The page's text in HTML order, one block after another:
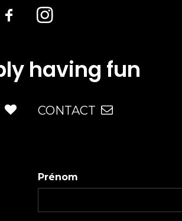
having fun
CONTACT
Prénom